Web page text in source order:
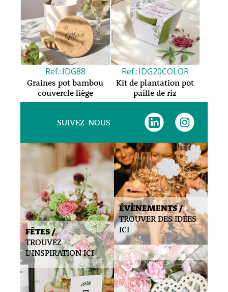
SUIVEZ-NOUS
ÉVÈNEMENTS /
TROUVER DES IDÉES
ICI
FÊTES /
TROUVEZ
L’INSPIRATION ICI
IDG88
Graines pot bambou
couvercle liège
IDG20COLOR
Kit de plantation pot
paille de riz